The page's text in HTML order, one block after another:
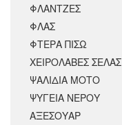
ΦΛΑΝΤΖΕΣ
ΦΛΑΣ
ΦΤΕΡΑ ΠΙΣΩ
ΧΕΙΡΟΛΑΒΕΣ ΣΕΛΑΣ
ΨΑΛΙΔΙΑ ΜΟΤΟ
ΨΥΓΕΙΑ ΝΕΡΟΥ
ΑΞΕΣΟΥΆΡ